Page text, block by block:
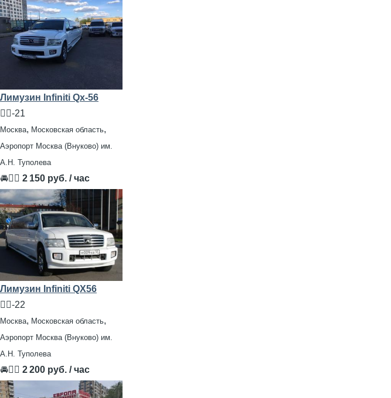
Лимузин Infiniti Qx-56
🧍‍♂️-21
Москва, Московская область,
Аэропорт Москва (Внуково) им.
А.Н. Туполева
🚘👨‍✈ 2 150 руб. / час
Лимузин Infiniti QX56
🧍‍♂️-22
Москва, Московская область,
Аэропорт Москва (Внуково) им.
А.Н. Туполева
🚘👨‍✈ 2 200 руб. / час